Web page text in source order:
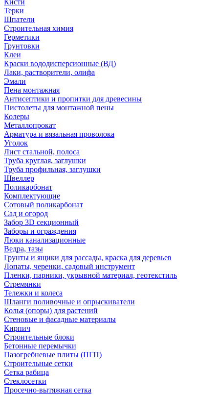
Кисти
Терки
Шпатели
Строительная химия
Герметики
Грунтовки
Клеи
Краски вододисперсионные (ВД)
Лаки, растворители, олифа
Эмали
Пена монтажная
Антисептики и пропитки для древесины
Пистолеты для монтажной пены
Колеры
Металлопрокат
Арматура и вязальная проволока
Уголок
Лист стальной, полоса
Труба круглая, заглушки
Труба профильная, заглушки
Швеллер
Поликарбонат
Комплектующие
Сотовый поликарбонат
Сад и огород
Забор 3D секционный
Заборы и ограждения
Люки канализационные
Ведра, тазы
Грунты и ящики для рассады, краска для деревьев
Лопаты, черенки, садовый инструмент
Пленки, парники, укрывной материал, геотекстиль
Стремянки
Тележки и колеса
Шланги поливочные и опрыскиватели
Колья (опоры) для растений
Стеновые и фасадные материалы
Кирпич
Строительные блоки
Бетонные перемычки
Пазогребневые плиты (ПГП)
Строительные сетки
Сетка рабица
Стеклосетки
Просечно-вытяжная сетка